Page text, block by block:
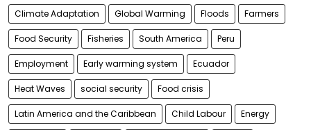
Climate Adaptation Global Warming Floods Farmers
Food Security Fisheries South America Peru
Employment Early warming system Ecuador
Heat Waves social security Food crisis
Latin America and the Caribbean Child Labour Energy